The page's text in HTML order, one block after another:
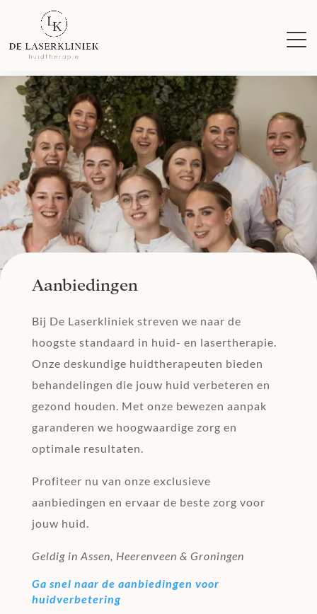
Aanbiedingen
Bij De Laserkliniek streven we naar de
hoogste standaard in huid- en lasertherapie.
Onze deskundige huidtherapeuten bieden
behandelingen die jouw huid verbeteren en
gezond houden. Met onze bewezen aanpak
garanderen we hoogwaardige zorg en
optimale resultaten.
Profiteer nu van onze exclusieve
aanbiedingen en ervaar de beste zorg voor
jouw huid.
Geldig in Assen, Heerenveen & Groningen
Ga snel naar de aanbiedingen voor
huidverbetering